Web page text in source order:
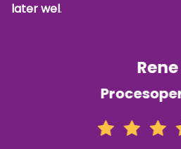
later wel.
Rene